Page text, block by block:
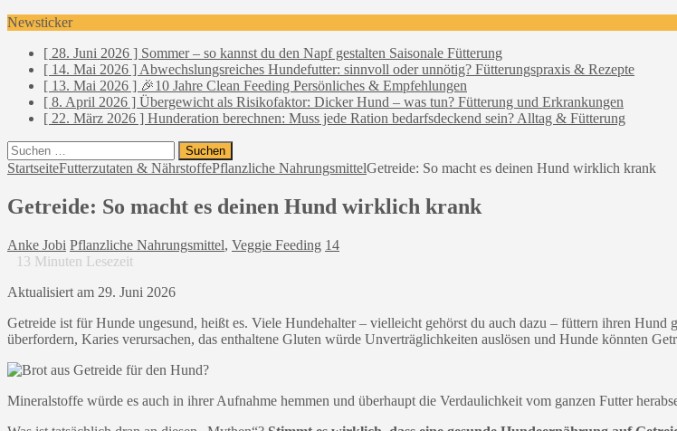
Newsticker
[ 28. Juni 2026 ] Sommer – so kannst du den Napf gestalten Saisonale Fütterung
[ 14. Mai 2026 ] Abwechslungsreiches Hundefutter: sinnvoll oder unnötig? Fütterungspraxis & Rezepte
[ 13. Mai 2026 ] 🎉10 Jahre Clean Feeding Persönliches & Empfehlungen
[ 8. April 2026 ] Übergewicht als Risikofaktor: Dicker Hund – was tun? Fütterung und Erkrankungen
[ 22. März 2026 ] Hunderation berechnen: Muss jede Ration bedarfsdeckend sein? Alltag & Fütterung
Suchen
nach:
StartseiteFutterzutaten & NährstoffePflanzliche NahrungsmittelGetreide: So macht es deinen Hund wirklich krank
Getreide: So macht es deinen Hund wirklich krank
Anke Jobi Pflanzliche Nahrungsmittel, Veggie Feeding 14
13 Minuten Lesezeit
Aktualisiert am 29. Juni 2026
Getreide ist für Hunde ungesund, heißt es. Viele Hundehalter – vielleicht gehörst du auch dazu – füttern ihren
überfordern, Karies verursachen, das enthaltene Gluten würde Unverträglichkeiten auslösen und Hunde könnten
Mineralstoffe würde es auch in ihrer Aufnahme hemmen und überhaupt die Verdaulichkeit vom ganzen Futter